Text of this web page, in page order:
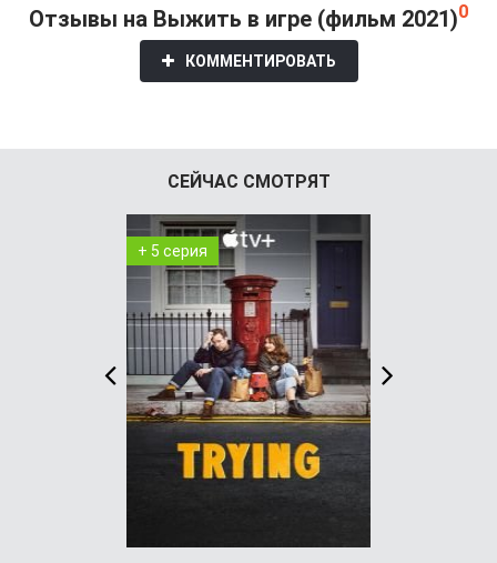
Отзывы на Выжить в игре (фильм 2021)0
КОММЕНТИРОВАТЬ
СЕЙЧАС СМОТРЯТ
+ 5 серия